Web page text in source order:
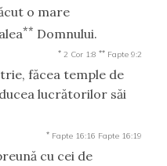
o mare
** Domnului.
* 2 Cor 1:8 ** Fapte 9:2
făcea temple de
lucrătorilor săi
* Fapte 16:16 Fapte 16:19
cu cei de